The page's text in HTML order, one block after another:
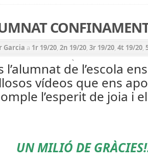
Garcia a 1r 19/20, 2n 19/20, 3r 19/20, 4t 19/20,
19/20
CICLE MITJÀ 19/20
CICLE
19/20,Notícies ,P3 19/20, P4 19/20,P5 19/20,
l’alumnat de l’escola
vídeos que ens
l’esperit de joia i
UN MILIÓ DE